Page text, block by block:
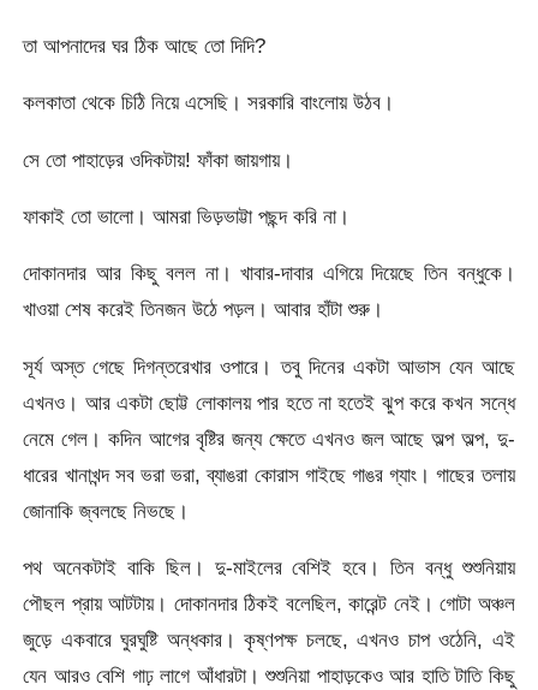
তা আপনাদের ঘর ঠিক আছে তাে দিদি?
কলকাতা থেকে চিঠি নিয়ে এসেছি। সরকারি বাংলােয় উঠব।
সে তাে পাহাড়ের ওদিকটায়! ফাঁকা জায়গায়।
ফাকাই তাে ভালাে। আমরা ভিড়ভাট্টা পছন্দ করি না।
দোকানদার আর কিছু বলল না। খাবার-দাবার এগিয়ে দিয়েছে তিন বন্ধুকে।
খাওয়া শেষ করেই তিনজন উঠে পড়ল। আবার হাঁটা শুরু।
সূর্য অস্ত গেছে দিগন্তরেখার ওপারে। তবু দিনের একটা আভাস যেন আছে
এখনও। আর একটা ছােট্ট লােকালয় পার হতে না হতেই ঝুপ করে কখন সন্ধে
নেমে গেল। কদিন আগের বৃষ্টির জন্য ক্ষেতে এখনও জল আছে অল্প অল্প, দু-
ধারের খানাখন্দ সব ভরা ভরা, ব্যাঙরা কোরাস গাইছে গাঙর গ্যাং। গাছের তলায়
জোনাকি জ্বলছে নিভছে।
পথ অনেকটাই বাকি ছিল। দু-মাইলের বেশিই হবে। তিন বন্ধু শুশুনিয়ায়
পৌছল প্রায় আটটায়। দোকানদার ঠিকই বলেছিল, কারেন্ট নেই। গোটা অঞ্চল
জুড়ে একবারে ঘুরঘুষ্টি অন্ধকার। কৃষ্ণপক্ষ চলছে, এখনও চাপ ওঠেনি, এই
যেন আরও বেশি গাঢ় লাগে আঁধারটা। শুশুনিয়া পাহাড়কেও আর হাতি টাতি কিছু